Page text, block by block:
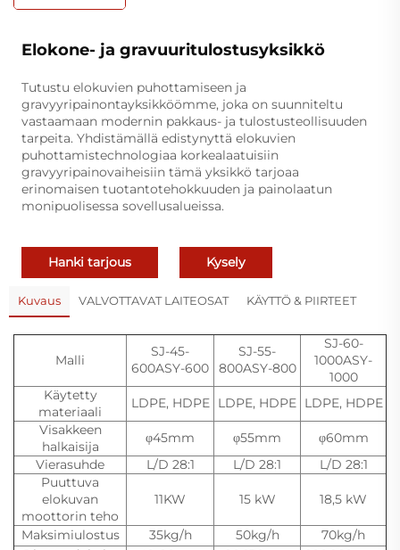
Elokone- ja gravuuritulostusyksikkö
Tutustu elokuvien puhottamiseen ja
gravyyripainontayksikköömme, joka on suunniteltu
vastaamaan modernin pakkaus- ja tulostusteollisuuden
tarpeita. Yhdistämällä edistynyttä elokuvien
puhottamistechnologiaa korkealaatuisiin
gravyyripainovaiheisiin tämä yksikkö tarjoaa
erinomaisen tuotantotehokkuuden ja painolaatun
monipuolisessa sovellusalueissa.
Hanki tarjous Kysely
Kuvaus VALVOTTAVAT LAITEOSAT KÄYTTÖ & PIIRTEET
Malli
SJ-45-
600ASY-600
SJ-55-
800ASY-800
SJ-60-
1000ASY-
1000
Käytetty
materiaali
LDPE, HDPE LDPE, HDPE LDPE, HDPE
Visakkeen
halkaisija
φ45mm φ55mm
φ60mm
Vierasuhde
L/D 28:1 L/D 28:1
L/D 28:1
Puuttuva
elokuvan
moottorin teho
11KW 15 kW 18,5 kW
Maksimiulostus 35kg/h 50kg/h
70kg/h